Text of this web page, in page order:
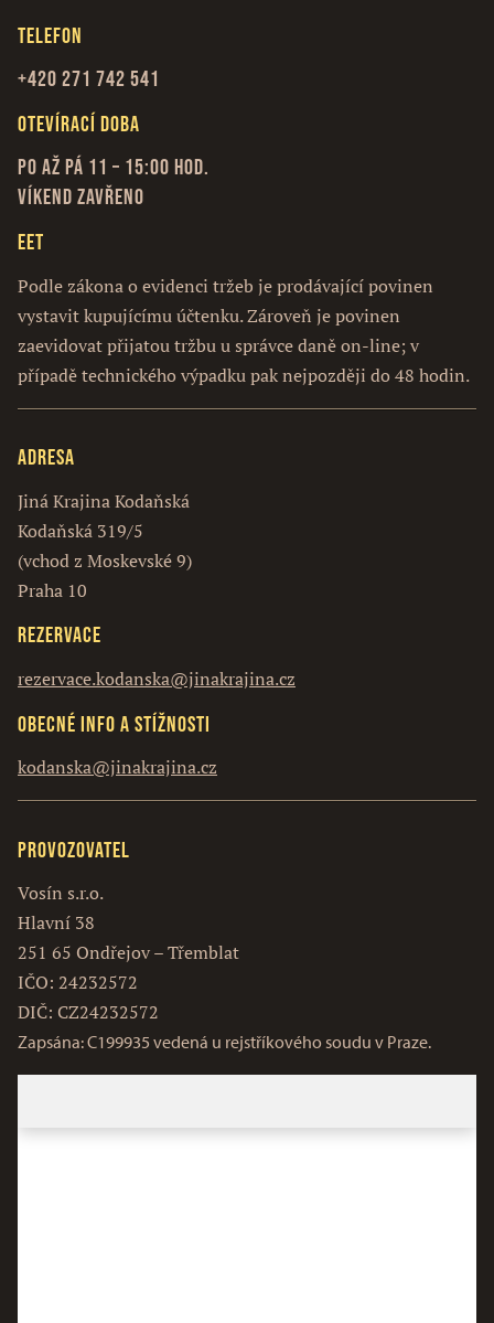
Telefon
+420 271 742 541
Otevírací doba
Po až Pá 11 – 15:00 hod.
Víkend zavřeno
EET
Podle zákona o evidenci tržeb je prodávající povinen
vystavit kupujícímu účtenku. Zároveň je povinen
zaevidovat přijatou tržbu u správce daně on-line; v
případě technického výpadku pak nejpozději do 48 hodin.
Adresa
Jiná Krajina Kodaňská
Kodaňská 319/5
(vchod z Moskevské 9)
Praha 10
Rezervace
rezervace.kodanska@jinakrajina.cz
Obecné info a stížnosti
kodanska@jinakrajina.cz
Provozovatel
Vosín s.r.o.
Hlavní 38
251 65 Ondřejov – Třemblat
IČO: 24232572
DIČ: CZ24232572
Zapsána: C199935 vedená u rejstříkového soudu v Praze.